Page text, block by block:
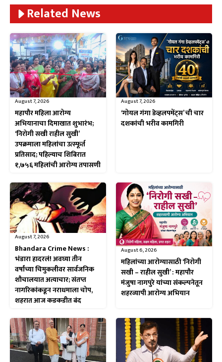
Related News
August 7, 2026
महापौर महिला आरोग्य
अभियानाचा दिमाखात शुभारंभ;
‘निरोगी सखी राहील सुखी’
उपक्रमाला महिलांचा उत्स्फूर्त
प्रतिसाद; पहिल्याच शिबिरात
१,७५६ महिलांची आरोग्य तपासणी
August 7, 2026
‘गोयल गंगा डेव्हलपमेंट्स’ ची चार
दशकांची भरीव कामगिरी
August 7, 2026
Bhandara Crime News :
भंडारा हादरलं! अवघ्या तीन
वर्षांच्या चिमुकलीवर सार्वजनिक
शौचालयात अत्याचार; संतप्त
नागरिकांकडून नराधमाला चोप,
शहरात आज कडकडीत बंद
August 6, 2026
महिलांच्या आरोग्यासाठी ‘निरोगी
सखी – राहील सुखी’ : महापौर
मंजुषा नागपुरे यांच्या संकल्पनेतून
शहरव्यापी आरोग्य अभियान